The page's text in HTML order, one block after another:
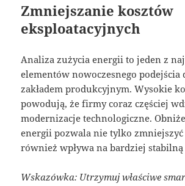
Zmniejszanie kosztów
eksploatacyjnych
Analiza zużycia energii to jeden z
elementów nowoczesnego podejścia
zakładem produkcyjnym. Wysokie
powodują, że firmy coraz częściej
modernizacje technologiczne.
energii pozwala nie tylko zmniejszyć
również wpływa na bardziej stabilną
Wskazówka: Utrzymuj właściwe